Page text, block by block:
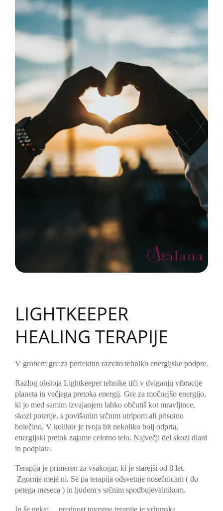
LIGHTKEEPER
HEALING TERAPIJE
V grobem gre za perfektno razvito tehniko energijske podpre.
Razlog obstoja Lightkeeper tehnike tiči v dviganju vibracije
planeta in večjega pretoka energij. Gre za močnejšo energijo,
ki jo med samim izvajanjem lahko občutiš kot mravljince,
skozi potenje, s povišanim srčnim utripom ali prisotno
bolečino. V kolikor je tvoja bit nekoliko bolj odprta,
energijski pretok zajame celotno telo. Največji del skozi dlani
in podplate.
Terapija je primeren za vsakogar, ki je starejši od 8 let.
Zgornje meje ni. Se pa terapija odsvetuje nosečnicam ( do
petega meseca ) in ljudem s srčnim spodbujevalnikom.